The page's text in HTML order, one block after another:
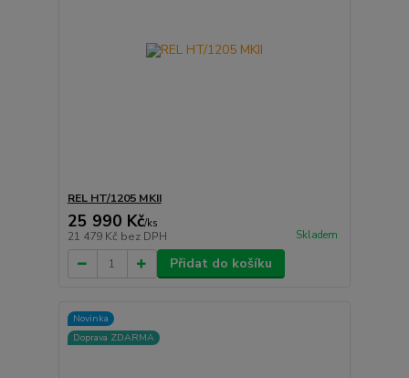
REL HT/1205 MKII
25 990 Kč/ks
21 479 Kč bez DPH Skladem
Přidat do košíku
Novinka
Doprava ZDARMA